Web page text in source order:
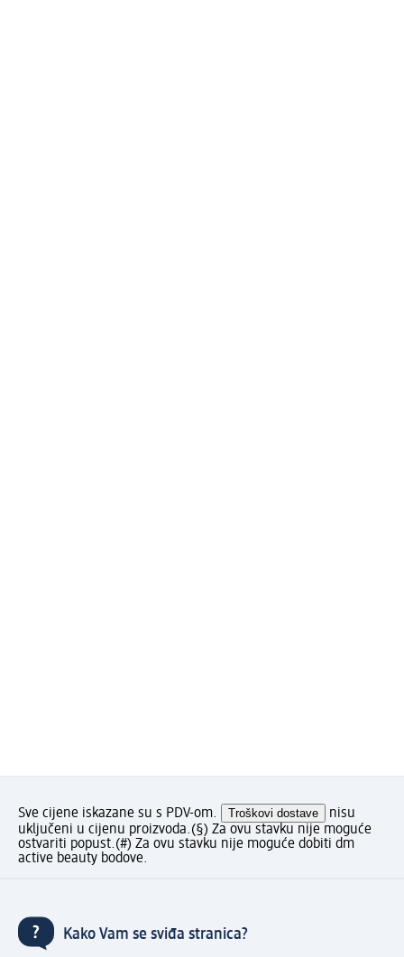
Sve cijene iskazane su s PDV-om. Troškovi dostave
nisu
uključeni u cijenu proizvoda.(§) Za ovu stavku nije moguće
ostvariti popust.(#) Za ovu stavku nije moguće dobiti dm
active beauty bodove.
Kako Vam se sviđa stranica?